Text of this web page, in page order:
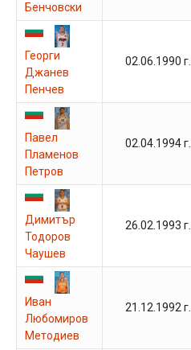
Бенчовски
Георги
Джанев
Пенчев
02.06.1990 г.
Павел
Пламенов
Петров
02.04.1994 г.
Димитър
Тодоров
Чаушев
26.02.1993 г.
Иван
Любомиров
Методиев
21.12.1992 г.